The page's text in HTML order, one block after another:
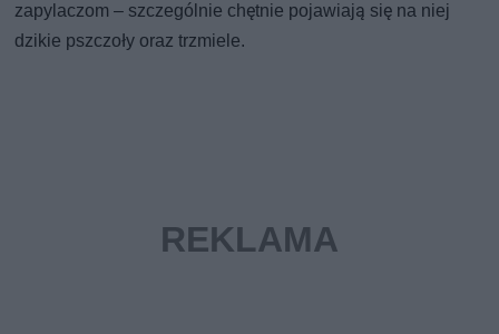
zapylaczom – szczególnie chętnie pojawiają się na niej
dzikie pszczoły oraz trzmiele.